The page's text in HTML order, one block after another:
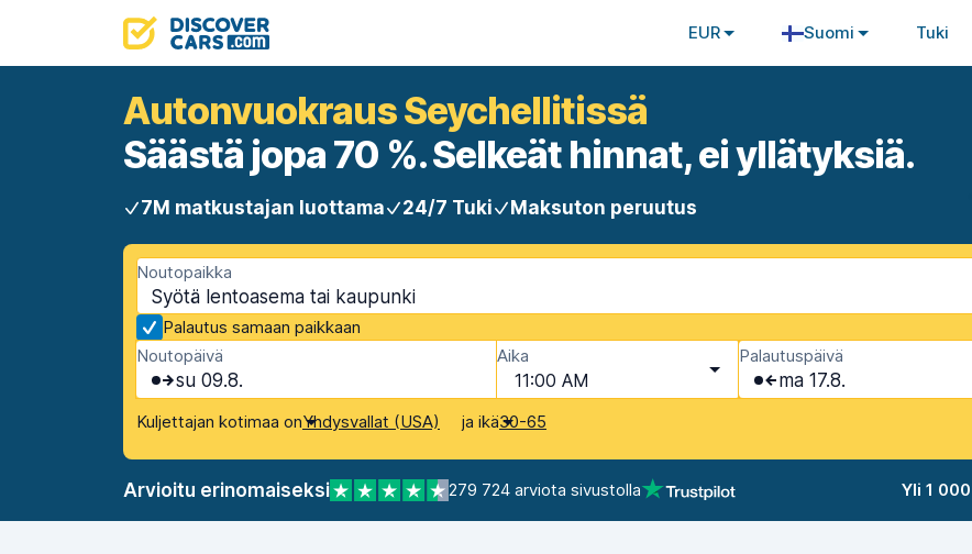
EUR Suomi Tuki
Autonvuokraus Seychellitissä
Säästä jopa 70 %. Selkeät hinnat, ei yllätyksiä.
7M matkustajan luottama 24/7 Tuki Maksuton peruutus
Noutopaikka
Palautus samaan paikkaan
Noutopäivä
su 09.8.
Aika
11:00 AM
Palautuspäivä
ma 17.8.
Kuljettajan kotimaa onYhdysvallat (USA) ja ikä30-65
Arvioitu erinomaiseksi 279 724 arviota sivustolla Yli 1